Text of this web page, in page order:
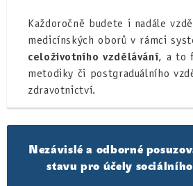
Každoročně budete i nadále
medicínských oborů v rámci
celoživotního vzdělávání, a to
metodiky či postgraduálního
zdravotnictví.
Nezávislé a odborné
stavu pro účely sociálního